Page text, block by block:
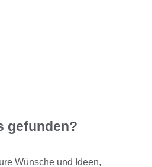
gefunden?
Wünsche und Ideen,